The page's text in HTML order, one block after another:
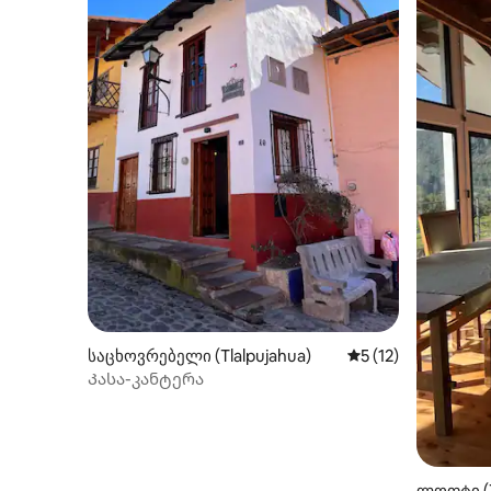
საცხოვრებელი (Tlalpujahua) საშუალო
5 (12)
Კასა-კანტერა